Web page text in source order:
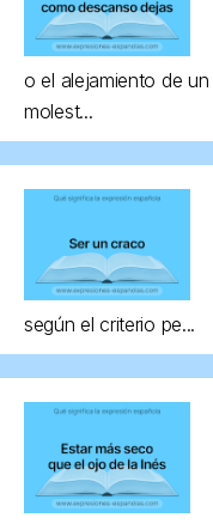
o el alejamiento de
molest...
según el criterio pe...